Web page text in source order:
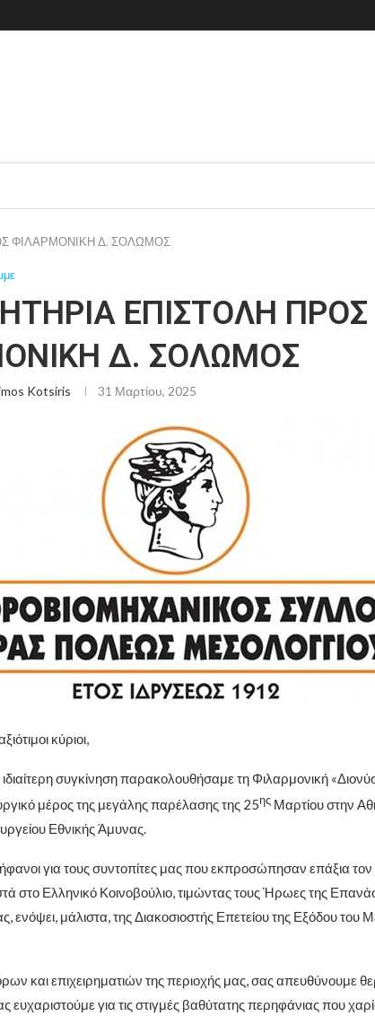
ΦΙΛΑΡΜΟΝΙΚΗ Δ. ΣΟΛΩΜΟΣ
ΕΠΙΣΤΟΛΗ ΠΡΟΣ
Δ. ΣΟΛΩΜΟΣ
Kotsiris 31 Μαρτίου, 2025
κύριοι,
συγκίνηση παρακολουθήσαμε τη Φιλαρμονική
μέρος της μεγάλης παρέλασης της 25ηςΜαρτίου στην
Εθνικής Άμυνας.
για τους συντοπίτες μας που εκπροσώπησαν επάξια
στο Ελληνικό Κοινοβούλιο, τιμώντας τους Ήρωες της
ενόψει, μάλιστα, της Διακοσιοστής Επετείου της Εξόδου του
και επιχειρηματιών της περιοχής μας, σας απευθύνουμε
ευχαριστούμε για τις στιγμές βαθύτατης περηφάνιας που